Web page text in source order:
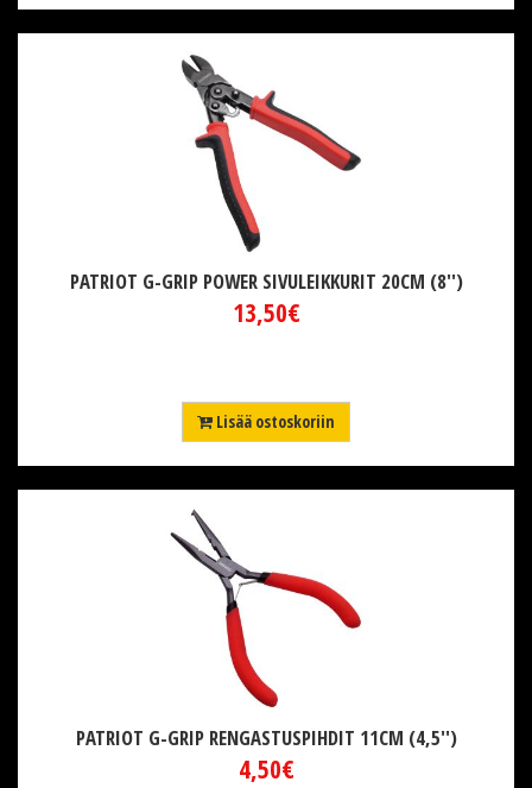
PATRIOT G-GRIP POWER SIVULEIKKURIT 20CM (8'')
13,50€
Lisää ostoskoriin
PATRIOT G-GRIP RENGASTUSPIHDIT 11CM (4,5'')
4,50€